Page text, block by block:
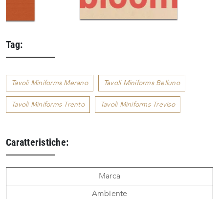
Tag:
Tavoli Miniforms Merano Tavoli Miniforms Belluno
Tavoli Miniforms Trento Tavoli Miniforms Treviso
Caratteristiche:
Marca
Ambiente